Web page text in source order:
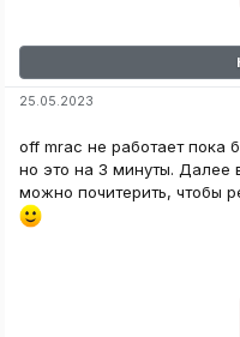
25.05.2023
off mrac не работает пока
но это на 3 минуты. Далее
можно почитерить, чтобы